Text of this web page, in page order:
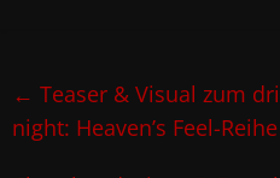
← Teaser & Visual zum
night: Heaven’s Feel-